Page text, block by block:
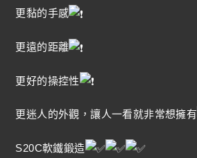
更黏的手感
更遠的距離
更好的操控性
更迷人的外觀，讓人一看就非常想擁有
S20C軟鐵鍛造